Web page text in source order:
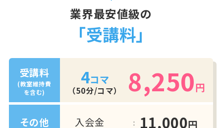
業界最安値級の
「受講料」
受講料
(教室維持費
を含む)
4コマ
（50分/コマ） 8,250円
その他
入会金 11,000円